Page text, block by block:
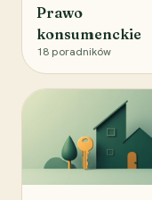
Prawo
konsumenckie
18 poradników